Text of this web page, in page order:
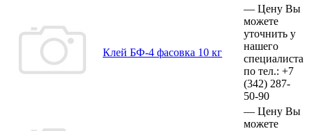
Клей БФ-4 фасовка 10 кг
— Цену Вы
можете
уточнить у
нашего
специалиста
по тел.: +7
(342) 287-
50-90
— Цену Вы
можете